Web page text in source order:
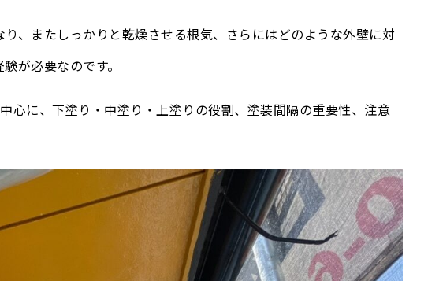
、またしっかりと乾燥させる根気、さらにはどのような外壁に対
が必要なのです。
心に、下塗り・中塗り・上塗りの役割、塗装間隔の重要性、注意